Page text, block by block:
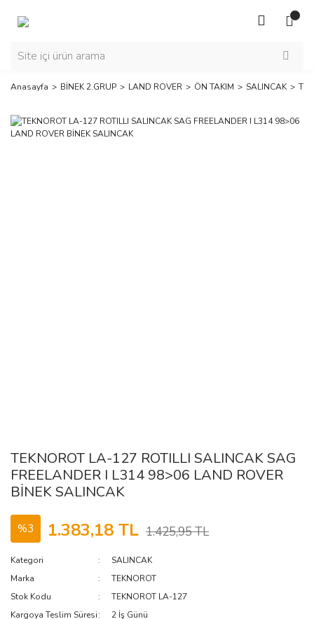
Anasayfa BİNEK 2.GRUP LAND ROVER ÖN TAKIM SALINCAK
TEKNOROT LA-127 ROTILLI SALINCAK SAG
FREELANDER I L314 98>06 LAND ROVER
BİNEK SALINCAK
%3 1.383,18 TL 1.425,95 TL
Kategori
SALINCAK
Marka
TEKNOROT
Stok Kodu
TEKNOROT LA-127
Kargoya Teslim Süresi
2 İş Günü